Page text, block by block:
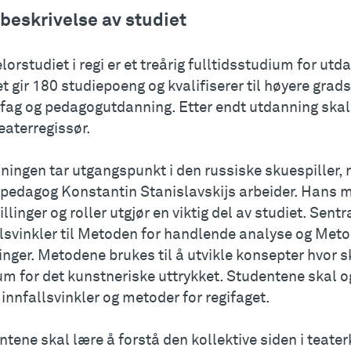
av studiet
i regi er et treårig fulltidsstudium for
gir 180 studiepoeng og kvalifiserer til høyere
og pedagogutdanning. Etter endt utdanning
tar utgangspunkt i den russiske skuespiller,
Konstantin Stanislavskijs arbeider. Hans
og roller utgjør en viktig del av studiet.
til Metoden for handlende analyse og
Metodene brukes til å utvikle konsepter hvor
for det kunstneriske uttrykket. Studentene skal
og metoder for regifaget.
skal lære å forstå den kollektive siden i